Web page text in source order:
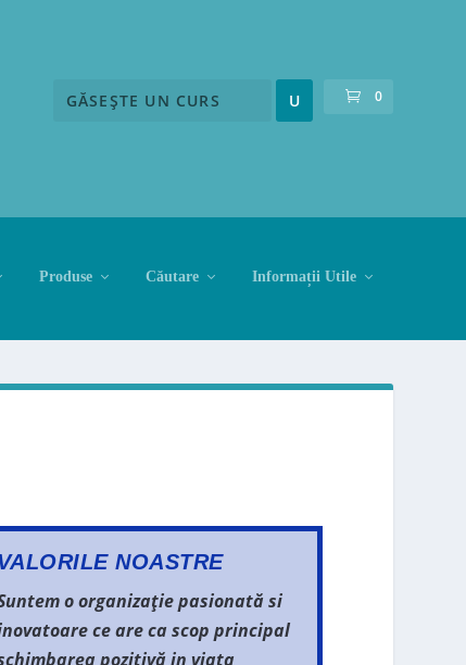
0
Produse Căutare Informații Utile
NOASTRE
o organizație pasionată si
ce are ca scop principal
pozitivă in viața